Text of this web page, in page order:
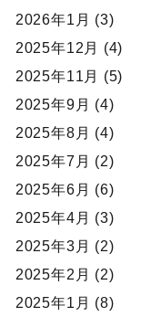
2026年1月 (3)
2025年12月 (4)
2025年11月 (5)
2025年9月 (4)
2025年8月 (4)
2025年7月 (2)
2025年6月 (6)
2025年4月 (3)
2025年3月 (2)
2025年2月 (2)
2025年1月 (8)